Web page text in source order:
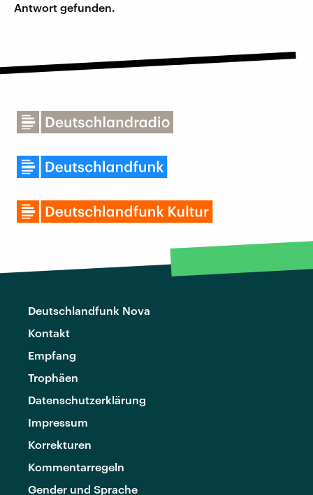
Antwort gefunden.
Deutschlandfunk Nova
Kontakt
Empfang
Trophäen
Datenschutzerklärung
Impressum
Korrekturen
Kommentarregeln
Gender und Sprache